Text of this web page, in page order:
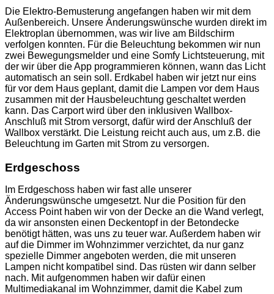
Die Elektro-Bemusterung angefangen haben wir mit dem
Außenbereich. Unsere Änderungswünsche wurden direkt im
Elektroplan übernommen, was wir live am Bildschirm
verfolgen konnten. Für die Beleuchtung bekommen wir nun
zwei Bewegungsmelder und eine Somfy Lichtsteuerung, mit
der wir über die App programmieren können, wann das Licht
automatisch an sein soll. Erdkabel haben wir jetzt nur eins
für vor dem Haus geplant, damit die Lampen vor dem Haus
zusammen mit der Hausbeleuchtung geschaltet werden
kann. Das Carport wird über den inklusiven Wallbox-
Anschluß mit Strom versorgt, dafür wird der Anschluß der
Wallbox verstärkt. Die Leistung reicht auch aus, um z.B. die
Beleuchtung im Garten mit Strom zu versorgen.
Erdgeschoss
Im Erdgeschoss haben wir fast alle unserer
Änderungswünsche umgesetzt. Nur die Position für den
Access Point haben wir von der Decke an die Wand verlegt,
da wir ansonsten einen Deckentopf in der Betondecke
benötigt hätten, was uns zu teuer war. Außerdem haben wir
auf die Dimmer im Wohnzimmer verzichtet, da nur ganz
spezielle Dimmer angeboten werden, die mit unseren
Lampen nicht kompatibel sind. Das rüsten wir dann selber
nach. Mit aufgenommen haben wir dafür einen
Multimediakanal im Wohnzimmer, damit die Kabel zum